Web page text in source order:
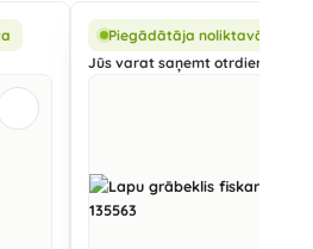
Piegādātāja noliktavā
Jūs varat saņemt otrdien, 11.08.